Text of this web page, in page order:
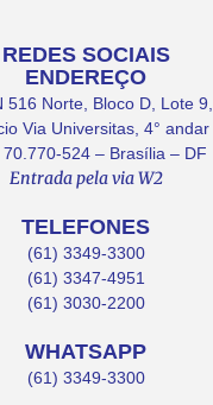
REDES SOCIAIS
ENDEREÇO
516 Norte, Bloco D, Lote 9,
Via Universitas, 4° andar
70.770-524 – Brasília – DF
Entrada pela via W2
TELEFONES
(61) 3349-3300
(61) 3347-4951
(61) 3030-2200
WHATSAPP
(61) 3349-3300